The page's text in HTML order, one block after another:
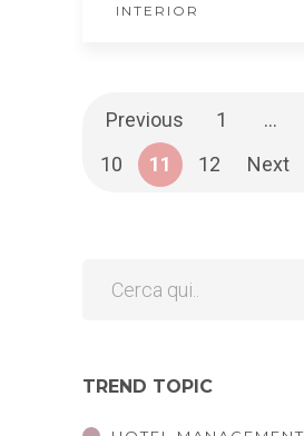
INTERIOR
Previous 1 …
10
11 12 Next
TREND TOPIC